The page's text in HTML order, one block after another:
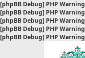
[phpBB Debug] PHP Warning
[phpBB Debug] PHP Warning
[phpBB Debug] PHP Warning
[phpBB Debug] PHP Warning
[phpBB Debug] PHP Warning